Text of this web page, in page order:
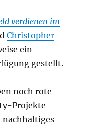
verdienen im
Christopher
ein
gestellt.
noch rote
Projekte
nachhaltiges